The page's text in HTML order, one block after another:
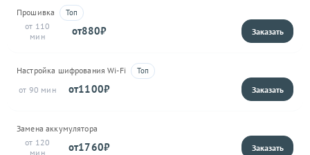
Прошивка
110
880
Настройка шифрования Wi-Fi
90
1100
Замена аккумулятора
120
1760